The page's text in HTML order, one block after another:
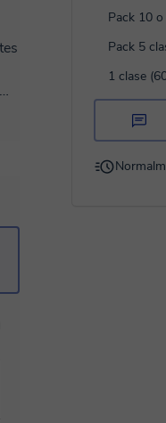
Pack 10
Pack 5
1 clase